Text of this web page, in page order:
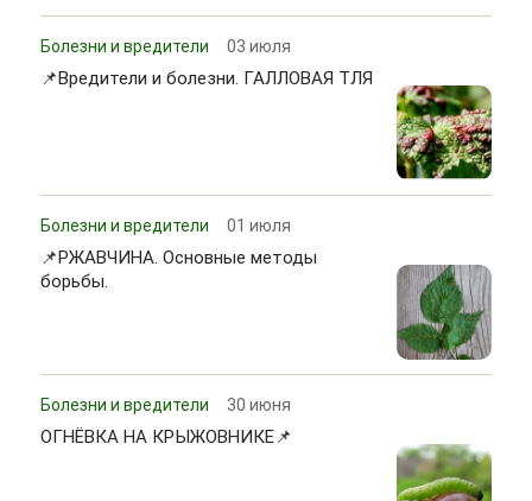
Болезни и вредители 03 июля
📌Вредители и болезни. ГАЛЛОВАЯ ТЛЯ
Болезни и вредители 01 июля
📌РЖАВЧИНА. Основные методы
борьбы.
Болезни и вредители 30 июня
ОГНЁВКА НА КРЫЖОВНИКЕ📌